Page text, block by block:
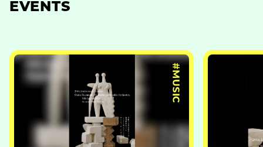
EVENTS
#MUSIC